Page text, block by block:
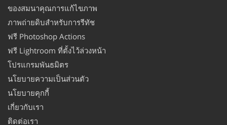
ของสมนาคุณการแก้ไขภาพ
ภาพถ่ายดิบสำหรับการรีทัช
ฟรี Photoshop Actions
ฟรี Lightroom ที่ตั้งไว้ล่วงหน้า
โปรแกรมพันธมิตร
นโยบายความเป็นส่วนตัว
นโยบายคุกกี้
เกี่ยวกับเรา
ติดต่อเรา